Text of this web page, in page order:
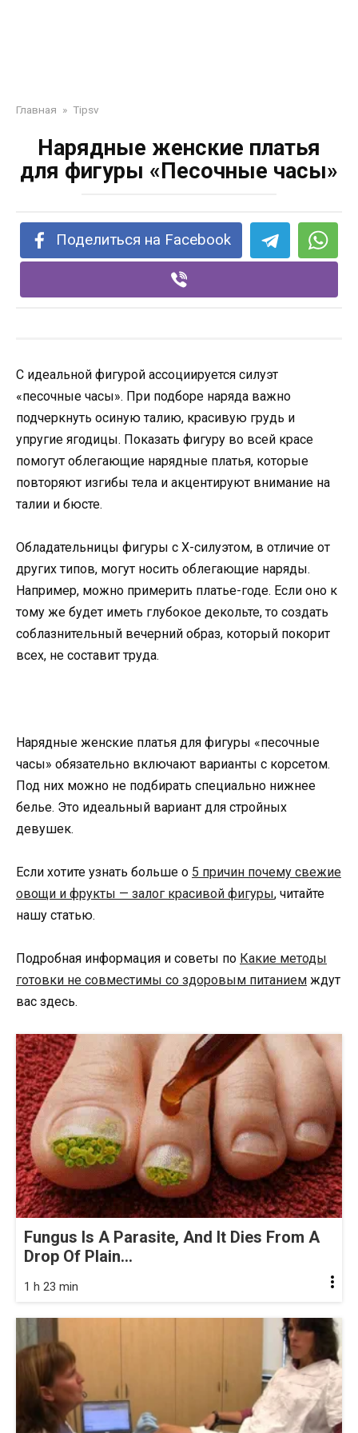
Главная » Tipsv
Нарядные женские платья
для фигуры «Песочные часы»
Поделиться на Facebook
С идеальной фигурой ассоциируется силуэт
«песочные часы». При подборе наряда важно
подчеркнуть осиную талию, красивую грудь и
упругие ягодицы. Показать фигуру во всей красе
помогут облегающие нарядные платья, которые
повторяют изгибы тела и акцентируют внимание на
талии и бюсте.
Обладательницы фигуры с X-силуэтом, в отличие от
других типов, могут носить облегающие наряды.
Например, можно примерить платье-годе. Если оно к
тому же будет иметь глубокое декольте, то создать
соблазнительный вечерний образ, который покорит
всех, не составит труда.
Нарядные женские платья для фигуры «песочные
часы» обязательно включают варианты с корсетом.
Под них можно не подбирать специально нижнее
белье. Это идеальный вариант для стройных
девушек.
Если хотите узнать больше о 5 причин почему свежие
овощи и фрукты — залог красивой фигуры, читайте
нашу статью.
Подробная информация и советы по Какие методы
готовки не совместимы со здоровым питанием ждут
вас здесь.
Fungus Is A Parasite, And It Dies From A
Drop Of Plain...
1 h 23 min